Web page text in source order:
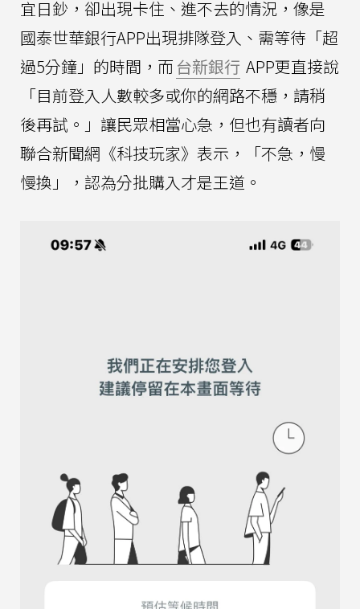
宜日鈔，卻出現卡住、進不去的情況，像是
國泰世華銀行APP出現排隊登入、需等待「超
過5分鐘」的時間，而 台新銀行 APP更直接說
「目前登入人數較多或你的網路不穩，請稍
後再試。」讓民眾相當心急，但也有讀者向
聯合新聞網《科技玩家》表示，「不急，慢
慢換」，認為分批購入才是王道。